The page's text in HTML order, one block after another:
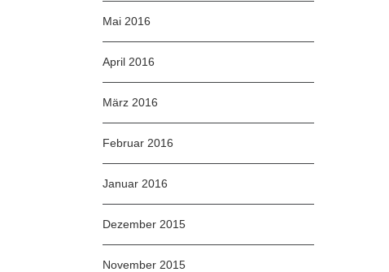
Mai 2016
April 2016
März 2016
Februar 2016
Januar 2016
Dezember 2015
November 2015